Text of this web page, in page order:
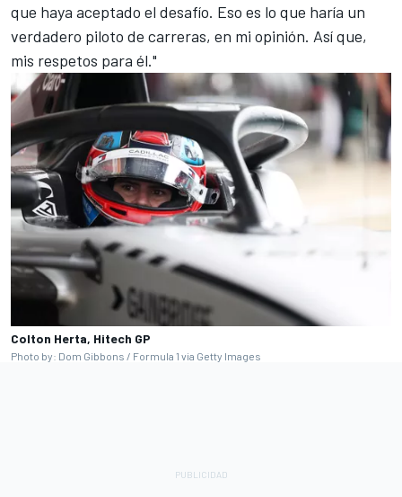
que haya aceptado el desafío. Eso es lo que haría un
verdadero piloto de carreras, en mi opinión. Así que,
mis respetos para él."
Colton Herta, Hitech GP
Photo by: Dom Gibbons / Formula 1 via Getty Images